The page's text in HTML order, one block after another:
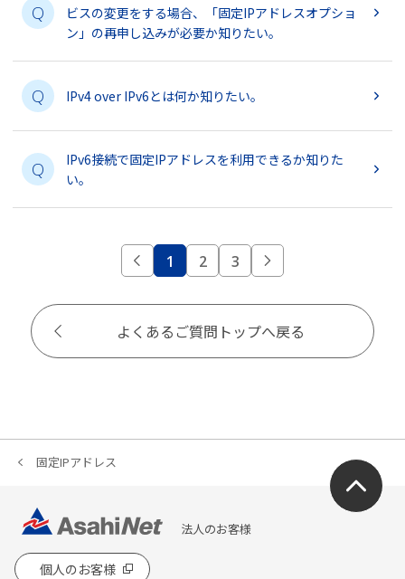
固定IPアドレス
Q
ビスの変更をする場合、「固定IPアドレスオプショ
ン」の再申し込みが必要か知りたい。
Q IPv4 over IPv6とは何か知りたい。
Q
IPv6接続で固定IPアドレスを利用できるか知りた
い。
1 2 3
よくあるご質問トップへ戻る
法人のお客様
個人のお客様